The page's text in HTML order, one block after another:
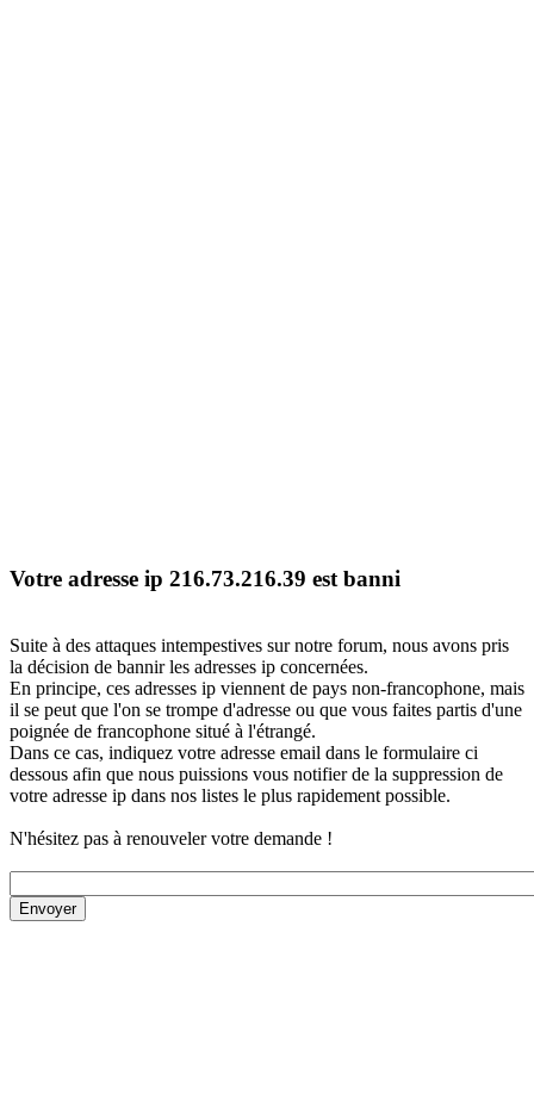
Votre adresse ip 216.73.216.39 est banni
Suite à des attaques intempestives sur notre forum, nous avons pris
la décision de bannir les adresses ip concernées.
En principe, ces adresses ip viennent de pays non-francophone, mais
il se peut que l'on se trompe d'adresse ou que vous faites partis d'une
poignée de francophone situé à l'étrangé.
Dans ce cas, indiquez votre adresse email dans le formulaire ci
dessous afin que nous puissions vous notifier de la suppression de
votre adresse ip dans nos listes le plus rapidement possible.
N'hésitez pas à renouveler votre demande !